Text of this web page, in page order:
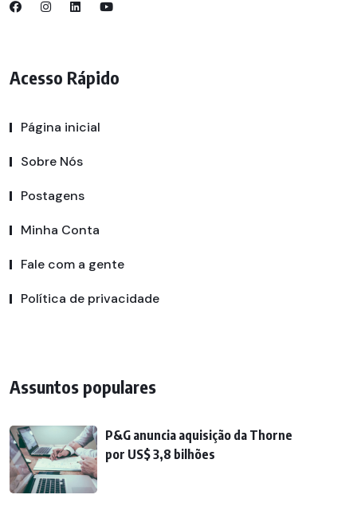
Acesso Rápido
Página inicial
Sobre Nós
Postagens
Minha Conta
Fale com a gente
Política de privacidade
Assuntos populares
P&G anuncia aquisição da Thorne
por US$ 3,8 bilhões